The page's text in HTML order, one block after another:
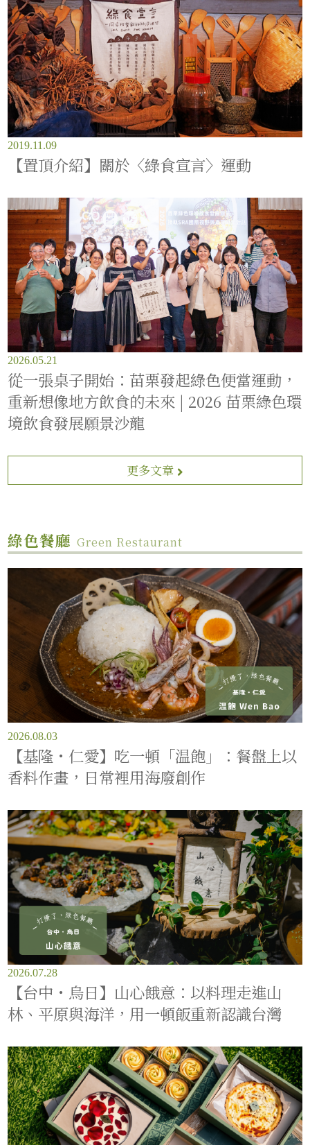
2019.11.09
【置頂介紹】關於〈綠食宣言〉運動
2026.05.21
從一張桌子開始：苗栗發起綠色便當運動，
重新想像地方飲食的未來 | 2026 苗栗綠色環
境飲食發展願景沙龍
更多文章
綠色餐廳 Green Restaurant
2026.08.03
【基隆・仁愛】吃一頓「温飽」：餐盤上以
香料作畫，日常裡用海廢創作
2026.07.28
【台中・烏日】山心餓意：以料理走進山
林、平原與海洋，用一頓飯重新認識台灣